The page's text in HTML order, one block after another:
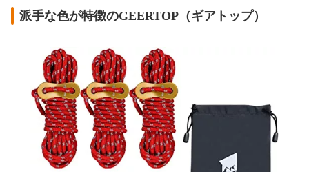
派手な色が特徴のGEERTOP（ギアトップ）